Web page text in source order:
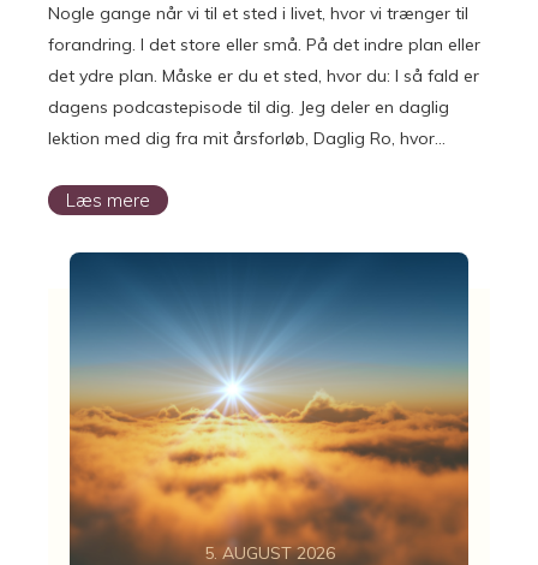
Nogle gange når vi til et sted i livet, hvor vi trænger til
forandring. I det store eller små. På det indre plan eller
det ydre plan. Måske er du et sted, hvor du: I så fald er
dagens podcastepisode til dig. Jeg deler en daglig
lektion med dig fra mit årsforløb, Daglig Ro, hvor…
Læs mere
5. AUGUST 2026